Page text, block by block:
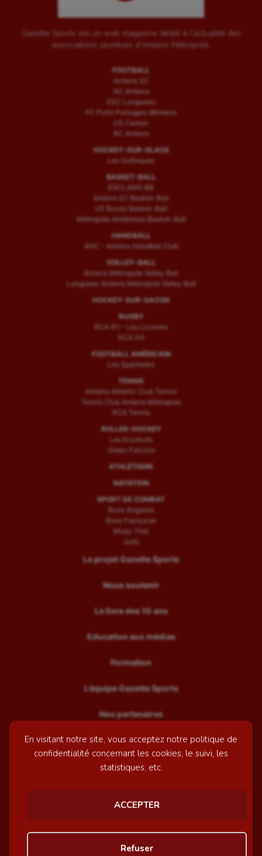
En visitant notre site, vous acceptez notre politique de
confidentialité concernant les cookies, le suivi, les
statistiques, etc.
ACCEPTER
Refuser
Gazette Sports est un web magazine dédié à l'actualité des
associations sportives d'Amiens Métropole.
FOOTBALL
Amiens SC
AC Amiens
ESC Longueau
FC Porto Portugais d’Amiens
US Camon
RC Amiens
HOCKEY-SUR-GLACE
Les Gothiques
BASKET-BALL
ESCLAMS BB
Amiens SC Basket-Ball
US Boves Basket-Ball
Métropole Amiénoise Basket-Ball
HANDBALL
AHC – Amiens Handball Club
VOLLEY-BALL
Amiens Métropole Volley Ball
Longueau Amiens Metropole Volley Ball
HOCKEY-SUR-GAZON
RUGBY
RCA (F) – Les Licornes
RCA (H)
FOOTBALL AMÉRICAIN
Les Spartiates
TENNIS
Amiens Athletic Club Tennis
Tennis Club Amiens Métropole
RCA Tennis
ROLLER-HOCKEY
Les Ecureuils
Green Falcons
ATHLÉTISME
NATATION
SPORT DE COMBAT
Boxe Anglaise
Boxe Française
Muay Thaï
Judo
Le projet Gazette Sports
Nous soutenir
Le livre des 10 ans
Education aux médias
Formation
L’équipe Gazette Sports
Nos partenaires
Recrutement
Mentions légales
© GazetteSports - 2026 | Site internet réalisé par